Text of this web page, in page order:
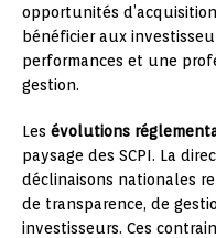
opportunités
bénéficier aux
performances et une
gestion.
Les évolutions
paysage des SCPI. La
déclinaisons nationales
de transparence, de
investisseurs. Ces